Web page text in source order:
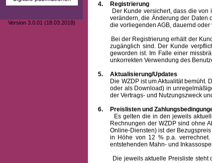
Version 3.0.01 (18.03.2018)
4.
Registrierung
Der Kunde versichert, dass die
verändern, die Änderung der Daten
die vorliegenden AGB, dauernd
Bei der Registrierung erhält der
zugänglich sind. Der Kunde
geworden ist. Im Falle einer
unkorrekten Verwendung des
5.
Aktualisierung/Updates
Die WZDP ist um Aktualität bemüht.
oder als Download) in
der Vertrags- und Nutzungszweck
6.
Preislisten und
Es gelten die in den jeweils aktuellen
Rechnungen der WZDP sind ohne
Online-Diensten) ist der
in Höhe von 12 % p.a. verrechnet.
entstehenden Mahn- und
Die jeweils aktuelle Preisliste steht